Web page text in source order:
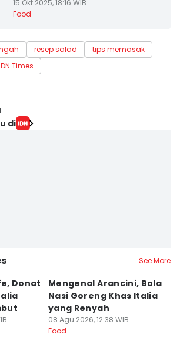
15 Okt 2025, 18:16 WIB
Food
resep salad
tips memasak
Times
di
See More
Donat
Mengenal Arancini, Bola
Nasi Goreng Khas Italia
yang Renyah
08 Agu 2026, 12:38 WIB
Food